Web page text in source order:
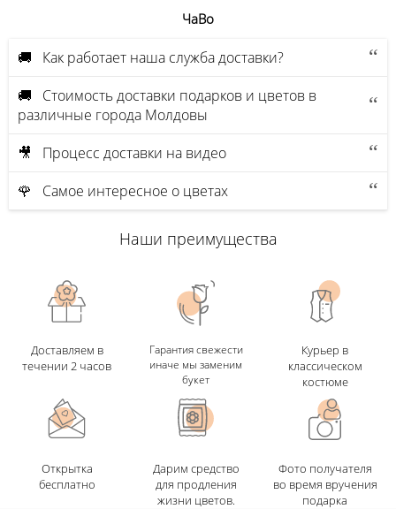
ЧаВо
🚚 Как работает наша служба доставки?
🚚 Стоимость доставки подарков и цветов в
различные города Молдовы
🎥 Процесс доставки на видео
🌹 Самое интересное о цветах
Наши преимущества
Доставляем в
течении 2 часов
Гарантия свежести
иначе мы заменим
букет
Курьер в
классическом
костюме
Открытка
бесплатно
Дарим средство
для продления
жизни цветов.
Фото получателя
во время вручения
подарка